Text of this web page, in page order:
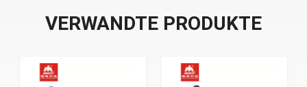
VERWANDTE PRODUKTE